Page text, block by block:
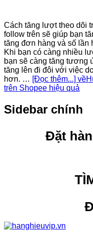
Cách tăng lượt theo dõi
follow trên sẽ giúp bạn
tăng đơn hàng và số lần
Khi bạn có càng nhiều
bạn sẽ càng tăng tương
tăng lên đi đôi với việc
hơn. … [Đọc thêm...]
trên Shopee hiệu quả
Sidebar chính
Đặt